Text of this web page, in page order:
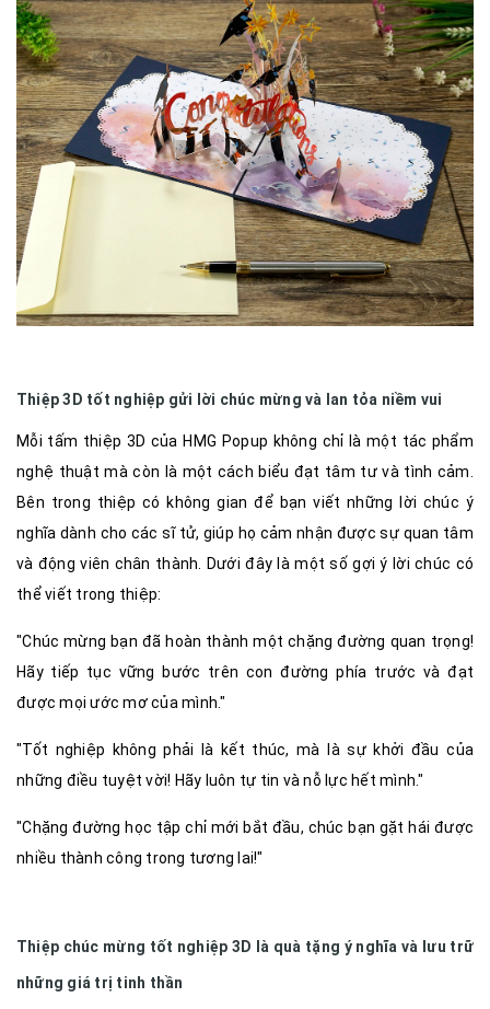
Thiệp 3D tốt nghiệp gửi lời chúc mừng và lan tỏa niềm vui
Mỗi tấm thiệp 3D của HMG Popup không chỉ là một tác phẩm
nghệ thuật mà còn là một cách biểu đạt tâm tư và tình cảm.
Bên trong thiệp có không gian để bạn viết những lời chúc ý
nghĩa dành cho các sĩ tử, giúp họ cảm nhận được sự quan tâm
và động viên chân thành. Dưới đây là một số gợi ý lời chúc có
thể viết trong thiệp:
"Chúc mừng bạn đã hoàn thành một chặng đường quan trọng!
Hãy tiếp tục vững bước trên con đường phía trước và đạt
được mọi ước mơ của mình."
"Tốt nghiệp không phải là kết thúc, mà là sự khởi đầu của
những điều tuyệt vời! Hãy luôn tự tin và nỗ lực hết mình."
"Chặng đường học tập chỉ mới bắt đầu, chúc bạn gặt hái được
nhiều thành công trong tương lai!"
Thiệp chúc mừng tốt nghiệp 3D là quà tặng ý nghĩa và lưu trữ
những giá trị tinh thần